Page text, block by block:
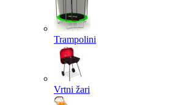
Trampolini
Vrtni žari